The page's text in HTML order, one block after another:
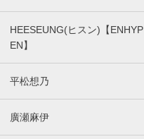
HEESEUNG(ヒスン)【ENHYP
EN】
平松想乃
廣瀬麻伊